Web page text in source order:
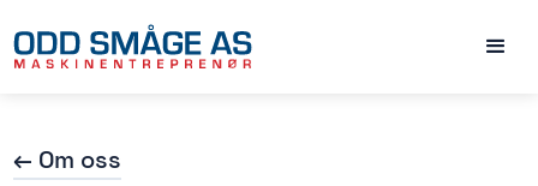
← Om oss